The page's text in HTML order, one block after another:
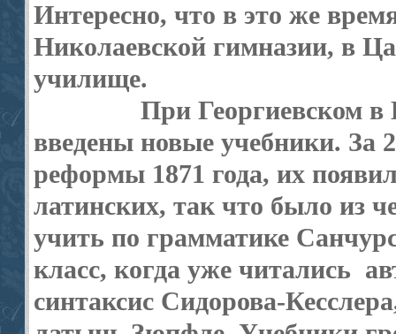
Интересно, что в это же
Николаевской гимназии, в
училище.
При Георгиевском
введены новые учебники. За
реформы 1871 года, их
латинских, так что было из
учить по грамматике
класс, когда уже читались
синтаксис Сидорова-